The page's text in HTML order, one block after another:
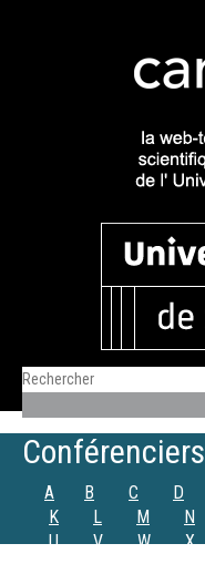
Conférenciers
A B C D
K
L M N
U
V W X